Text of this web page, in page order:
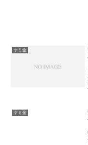
ヤミ金
ヤミ金